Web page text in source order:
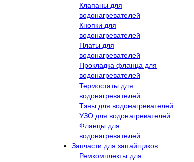
Клапаны для
водонагревателей
Кнопки для
водонагревателей
Платы для
водонагревателей
Прокладка фланца для
водонагревателей
Термостаты для
водонагревателей
Тэны для водонагревателей
УЗО для водонагревателей
Фланцы для
водонагревателей
Запчасти для запайщиков
Ремкомплекты для